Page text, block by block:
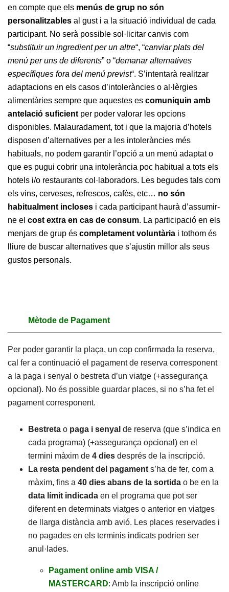
en compte que els menús de grup no són
personalitzables al gust i a la situació individual de cada
participant. No serà possible sol·licitar canvis com
“substituir un ingredient per un altre“, “canviar plats del
menú per uns de diferents” o “demanar alternatives
específiques fora del menú previst“. S’intentarà realitzar
adaptacions en els casos d’intoleràncies o al·lèrgies
alimentàries sempre que aquestes es comuniquin amb
antelació suficient per poder valorar les opcions
disponibles. Malauradament, tot i que la majoria d’hotels
disposen d’alternatives per a les intoleràncies més
habituals, no podem garantir l’opció a un menú adaptat o
que es pugui cobrir una intolerància poc habitual a tots els
hotels i/o restaurants col·laboradors. Les begudes tals com
els vins, cerveses, refrescos, cafès, etc… no són
habitualment incloses i cada participant haurà d’assumir-
ne el cost extra en cas de consum. La participació en els
menjars de grup és completament voluntària i tothom és
lliure de buscar alternatives que s’ajustin millor als seus
gustos personals.
Mètode de Pagament
Per poder garantir la plaça, un cop confirmada la reserva,
cal fer a continuació el pagament de reserva corresponent
a la paga i senyal o bestreta d’un viatge (+assegurança
opcional). No és possible guardar places, si no s’ha fet el
pagament corresponent.
Bestreta o paga i senyal de reserva (que s’indica en
cada programa) (+assegurança opcional) en el
termini màxim de 4 dies després de la inscripció.
La resta pendent del pagament s’ha de fer, com a
màxim, fins a 40 dies abans de la sortida o be en la
data límit indicada en el programa que pot ser
diferent en determinats viatges o anterior en viatges
de llarga distància amb avió. Les places reservades i
no pagades en els terminis indicats podrien ser
anul·lades.
Pagament online amb VISA /
MASTERCARD: Amb la inscripció online